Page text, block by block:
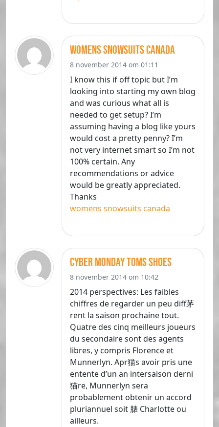
womens snowsuits canada
8 november 2014 om 01:11
I know this if off topic but I’m
looking into starting my own blog
and was curious what all is
needed to get setup? I’m
assuming having a blog like yours
would cost a pretty penny? I’m
not very internet smart so I’m not
100% certain. Any
recommendations or advice
would be greatly appreciated.
Thanks
womens snowsuits canada
cyber monday toms shoes
8 november 2014 om 10:42
2014 perspectives: Les faibles
chiffres de regarder un peu diff茅
rent la saison prochaine tout.
Quatre des cinq meilleurs joueurs
du secondaire sont des agents
libres, y compris Florence et
Munnerlyn. Apr猫s avoir pris une
entente d’un an intersaison derni
猫re, Munnerlyn sera
probablement obtenir un accord
pluriannuel soit 脿 Charlotte ou
ailleurs.